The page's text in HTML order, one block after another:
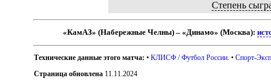
Степень
«КамАЗ» (Набережные Челны) – «Динамо» (Москва):
Технические данные этого матча: •КЛИСФ / Футбол России . •Спорт-
Страница обновлена 11.11.2024